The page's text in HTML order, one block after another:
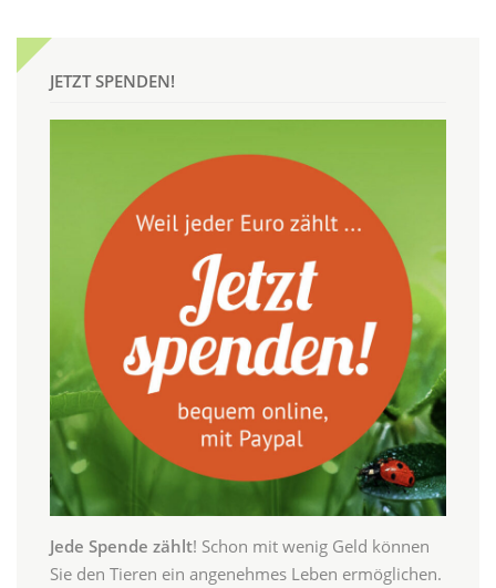
JETZT SPENDEN!
Jede Spende zählt! Schon mit wenig Geld können
Sie den Tieren ein angenehmes Leben ermöglichen.